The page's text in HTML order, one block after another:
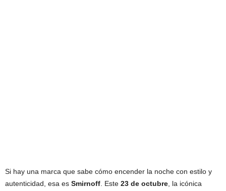
Si hay una marca que sabe cómo encender la noche con estilo y
autenticidad, esa es Smirnoff. Este 23 de octubre, la icónica